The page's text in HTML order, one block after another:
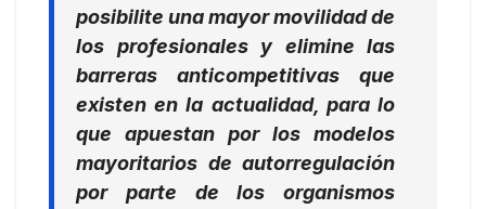
posibilite una mayor movilidad de
los profesionales y elimine las
barreras anticompetitivas que
existen en la actualidad, para lo
que apuestan por los modelos
mayoritarios de autorregulación
por parte de los organismos